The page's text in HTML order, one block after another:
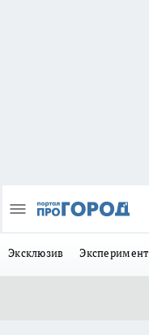
Эксклюзив Эксперимент